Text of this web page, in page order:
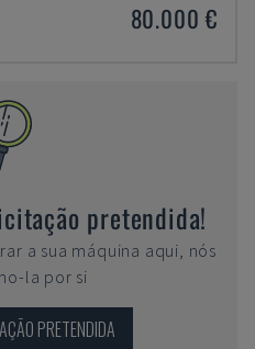
80.000 €
pretendida!
a sua máquina aqui, nós
la por si
PRETENDIDA